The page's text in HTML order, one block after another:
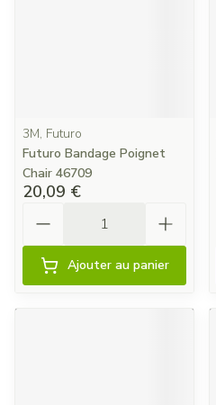
3M, Futuro
Futuro Bandage Poignet
Chair 46709
20,09 €
Ajouter au panier